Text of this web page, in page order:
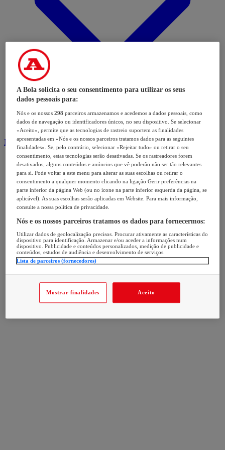
Modalidades
A Bola solicita o seu consentimento para utilizar os seus
dados pessoais para:
Nós e os nossos298 parceiros armazenamos e acedemos a dados pessoais, como
dados de navegação ou identificadores únicos, no seu dispositivo. Se selecionar
«Aceito», permite que as tecnologias de rastreio suportem as finalidades
apresentadas em «Nós e os nossos parceiros tratamos dados para as seguintes
finalidades». Se, pelo contrário, selecionar «Rejeitar tudo» ou retirar o seu
consentimento, estas tecnologias serão desativadas. Se os rastreadores forem
desativados, alguns conteúdos e anúncios que vê poderão não ser tão relevantes
para si. Pode voltar a este menu para alterar as suas escolhas ou retirar o
consentimento a qualquer momento clicando na ligação Gerir preferências na
parte inferior da página Web (ou no ícone na parte inferior esquerda da página, se
aplicável). As suas escolhas serão aplicadas em Website. Para mais informação,
consulte a nossa política de privacidade.
Nós e os nossos parceiros tratamos os dados para fornecermos:
Utilizar dados de geolocalização precisos. Procurar ativamente as características do
dispositivo para identificação. Armazenar e/ou aceder a informações num
dispositivo. Publicidade e conteúdos personalizados, medição de publicidade e
conteúdos, estudos de audiência e desenvolvimento de serviços.
Lista de parceiros (fornecedores)
Mostrar finalidades Aceito